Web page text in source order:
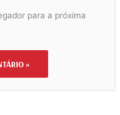
para a próxima